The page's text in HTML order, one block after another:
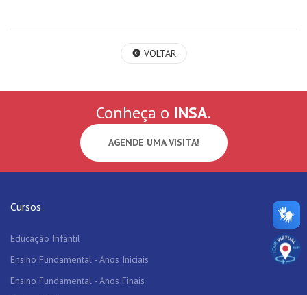
VOLTAR
Conheça o INSA.
AGENDE UMA VISITA!
Cursos
Educação Infantil
Ensino Fundamental - Anos Iniciais
Ensino Fundamental - Anos Finais